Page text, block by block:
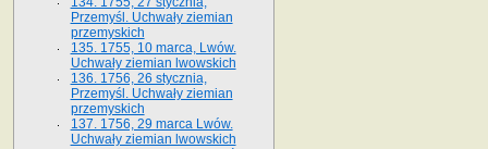
Przemyśl. Uchwały ziemian
przemyskich
135. 1755, 10 marca, Lwów.
Uchwały ziemian lwowskich
136. 1756, 26 stycznia,
Przemyśl. Uchwały ziemian
przemyskich
137. 1756, 29 marca Lwów.
Uchwały ziemian lwowskich